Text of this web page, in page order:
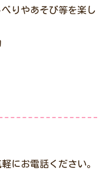
りやあそび等を楽し
にお電話ください。